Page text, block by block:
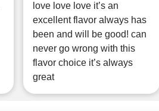
love love love it’s an
excellent flavor always has
been and will be good! can
never go wrong with this
flavor choice it’s always
great